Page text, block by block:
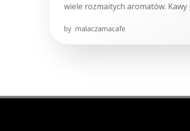
wiele rozmaitych aromatów.
by malaczarnacafe